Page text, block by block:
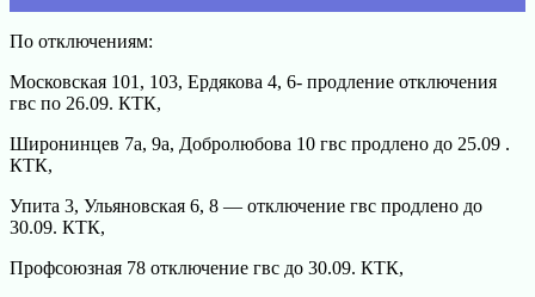
По отключениям:
Московская 101, 103, Ердякова 4, 6- продление отключения
гвс по 26.09. КТК,
Широнинцев 7а, 9а, Добролюбова 10 гвс продлено до 25.09 .
КТК,
Упита 3, Ульяновская 6, 8 — отключение гвс продлено до
30.09. КТК,
Профсоюзная 78 отключение гвс до 30.09. КТК,